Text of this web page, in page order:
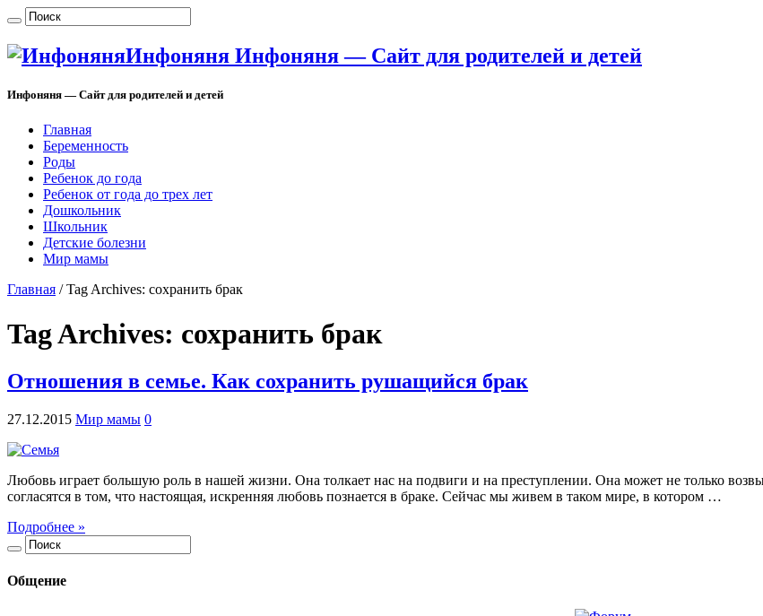
Инфоняня Инфоняня — Сайт для родителей и детей
Инфоняня — Сайт для родителей и детей
Главная
Беременность
Роды
Ребенок до года
Ребенок от года до трех лет
Дошкольник
Школьник
Детские болезни
Мир мамы
Главная / Tag Archives: сохранить брак
Tag Archives: сохранить брак
Отношения в семье. Как сохранить рушащийся брак
27.12.2015 Мир мамы 0
Любовь играет большую роль в нашей жизни. Она толкает нас на подвиги и на преступлении. Она может не только
согласятся в том, что настоящая, искренняя любовь познается в браке. Сейчас мы живем в таком мире, в котором …
Подробнее »
Общение